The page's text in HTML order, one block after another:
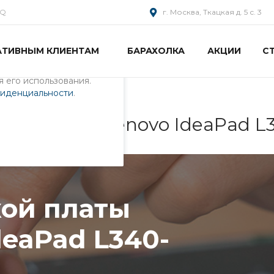
и
использования.
.
г. Москва, Ткацкая д. 5 с. 3
КЛИЕНТАМ БАРАХОЛКА АКЦИИ
Lenovo IdeaPad
платы
L340-